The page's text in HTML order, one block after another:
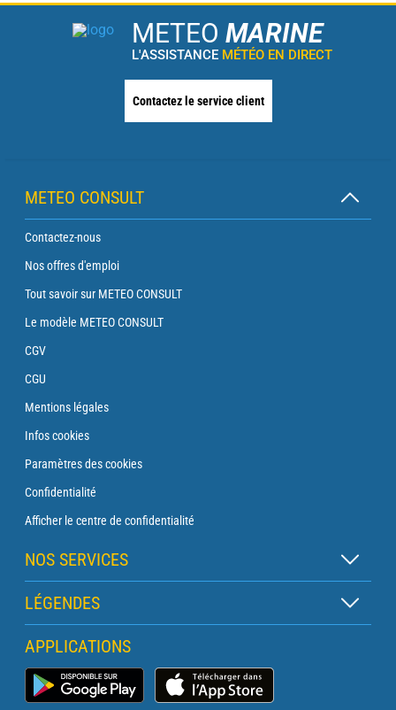
METEO MARINE
L'ASSISTANCE MÉTÉO EN DIRECT
Contactez le service client
METEO CONSULT
Contactez-nous
Nos offres d'emploi
Tout savoir sur METEO CONSULT
Le modèle METEO CONSULT
CGV
CGU
Mentions légales
Infos cookies
Paramètres des cookies
Confidentialité
Afficher le centre de confidentialité
NOS SERVICES
Abonnement Zen
Abonnement Balise
Abonnement Traversée
Abonnement Phare
LÉGENDES
Légende des cartes
Légende des pictogrammes
Glossaire
APPLICATIONS
Application Météo Marine